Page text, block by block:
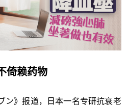
倚赖药物
ン》报道，日本一名专研抗衰老